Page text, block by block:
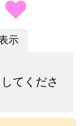
示
てくださ